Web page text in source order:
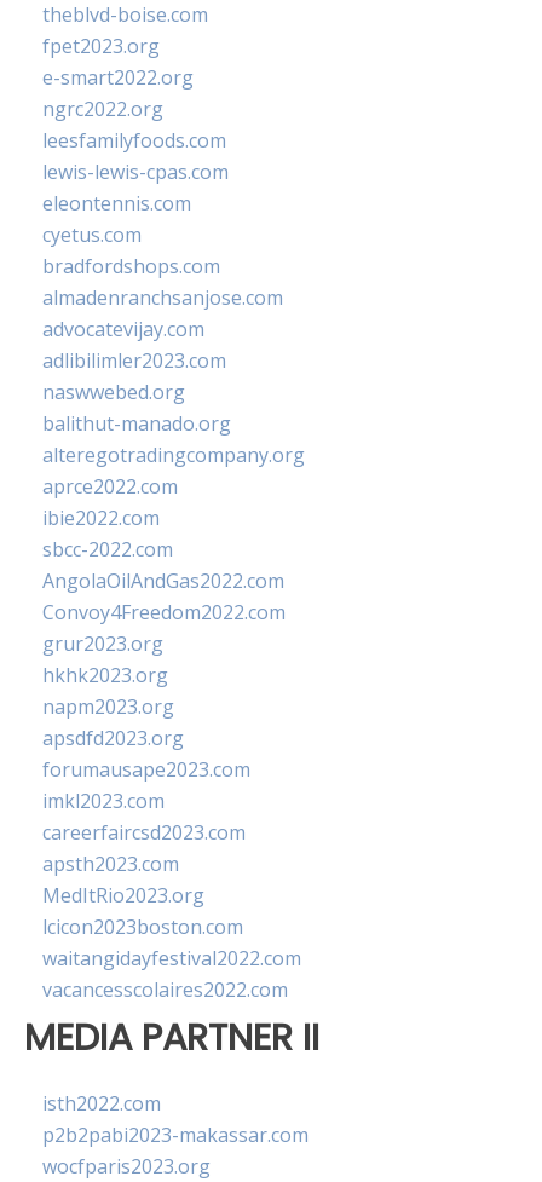
theblvd-boise.com
fpet2023.org
e-smart2022.org
ngrc2022.org
leesfamilyfoods.com
lewis-lewis-cpas.com
eleontennis.com
cyetus.com
bradfordshops.com
almadenranchsanjose.com
advocatevijay.com
adlibilimler2023.com
naswwebed.org
balithut-manado.org
alteregotradingcompany.org
aprce2022.com
ibie2022.com
sbcc-2022.com
AngolaOilAndGas2022.com
Convoy4Freedom2022.com
grur2023.org
hkhk2023.org
napm2023.org
apsdfd2023.org
forumausape2023.com
imkl2023.com
careerfaircsd2023.com
apsth2023.com
MedItRio2023.org
lcicon2023boston.com
waitangidayfestival2022.com
vacancesscolaires2022.com
MEDIA PARTNER II
isth2022.com
p2b2pabi2023-makassar.com
wocfparis2023.org